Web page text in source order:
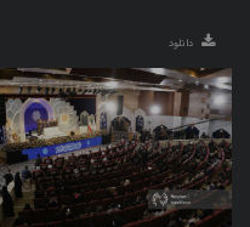
دانلود